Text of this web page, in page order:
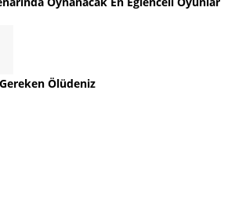
Ölüdeniz